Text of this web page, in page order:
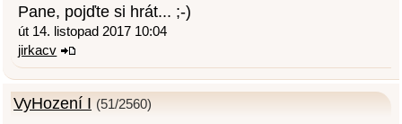
Pane, pojďte si hrát... ;-)
út 14. listopad 2017 10:04
jirkacv
VyHození I (51/2560)